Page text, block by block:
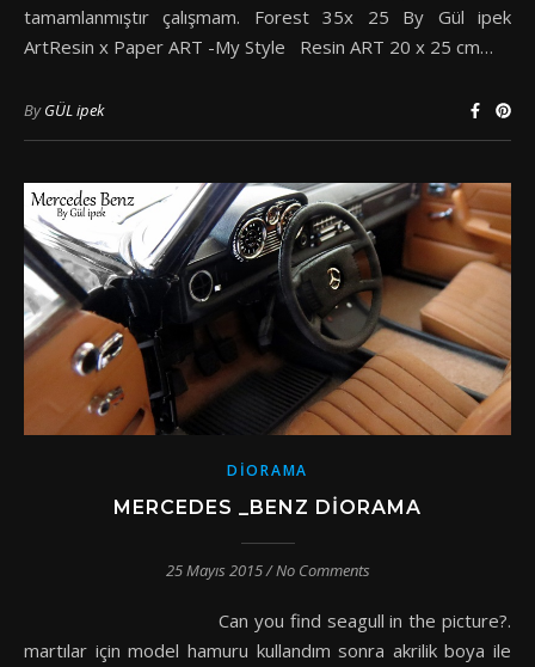
tamamlanmıştır çalışmam. Forest 35x 25 By Gül ipek
ArtResin x Paper ART -My Style Resin ART 20 x 25 cm…
ByGÜL ipek
DIORAMA
MERCEDES _BENZ DIORAMA
25 Mayıs 2015/No Comments
Can you find seagull in the picture?.
martılar için model hamuru kullandım sonra akrilik boya ile